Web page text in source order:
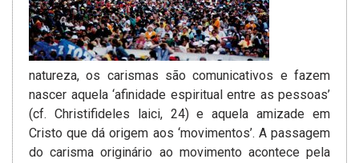
natureza, os carismas são comunicativos e fazem
nascer aquela ‘afinidade espiritual entre as pessoas’
(cf. Christifideles laici, 24) e aquela amizade em
Cristo que dá origem aos ‘movimentos’. A passagem
do carisma originário ao movimento acontece pela